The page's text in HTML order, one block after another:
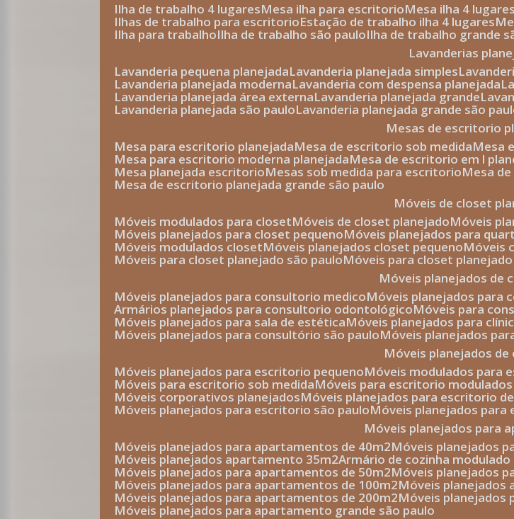
ilha de trabalho 4 lugares
mesa ilha para escritorio mesa ilha 4 lugares
ilhas de trabalho para escritorio estação de trabalho ilha 4 lugares
ilha para trabalho ilha de trabalho são paulo ilha de trabalho grande
lavanderias
lavanderia pequena planejada lavanderia planejada simples
lavanderia planejada moderna lavanderia com despensa planejada
lavanderia planejada área externa lavanderia planejada grande
lavanderia planejada são paulo lavanderia planejada grande são
mesas de escritorio
mesa para escritorio planejada
mesa de escritorio sob medida
mesa para escritorio moderna planejada mesa de escritorio em l
mesa planejada escritorio mesas sob medida para escritorio mesa
mesa de escritorio planejada grande são paulo
móveis de closet
móveis modulados para closet
móveis de closet planejado móveis
móveis planejados para closet pequeno móveis planejados para
móveis modulados closet móveis planejados closet pequeno
móveis para closet planejado são paulo
móveis para closet
móveis planejados
móveis planejados para consultorio medico
móveis planejados
armários planejados para consultorio odontológico móveis para
móveis planejados para sala de estética móveis planejados para
móveis planejados para consultório são paulo
móveis planejados
móveis planejados
móveis planejados para escritorio pequeno
móveis modulados para
móveis para escritorio sob medida móveis para escritorio modulados
móveis corporativos planejados móveis planejados para escritorio
móveis planejados para escritorio são paulo
móveis planejados
móveis planejados para
móveis planejados para apartamentos de 40m2
móveis planejados
móveis planejados apartamento 35m2 armário de cozinha
móveis planejados para apartamentos de 50m2 móveis planejados
móveis planejados para apartamentos de 100m2 móveis
móveis planejados para apartamentos de 200m2 móveis
móveis planejados para apartamento grande são paulo